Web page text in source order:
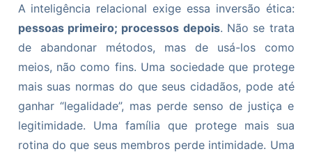
A inteligência relacional exige essa inversão ética:
pessoas primeiro; processos depois. Não se trata
de abandonar métodos, mas de usá-los como
meios, não como fins. Uma sociedade que protege
mais suas normas do que seus cidadãos, pode até
ganhar “legalidade”, mas perde senso de justiça e
legitimidade. Uma família que protege mais sua
rotina do que seus membros perde intimidade. Uma